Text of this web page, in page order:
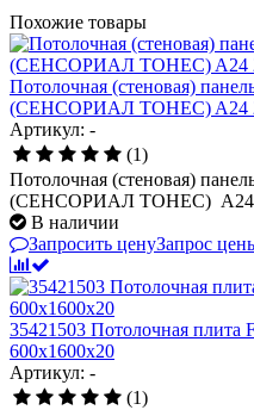
Похожие товары
Потолочная (стеновая)
(СЕНСОРИАЛ ТОНЕС) A24
Артикул: -
(1)
Потолочная (стеновая)
(СЕНСОРИАЛ ТОНЕС) A24
В наличии
Запросить ценуЗапрос
35421503 Потолочная
600x1600x20
Артикул: -
(1)